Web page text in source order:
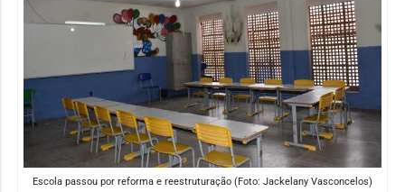
Escola passou por reforma e reestruturação (Foto: Jackelany Vasconcelos)